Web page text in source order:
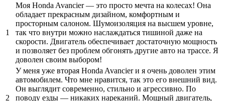
1
Моя Honda Avancier — это просто мечта на колесах! Она
обладает прекрасным дизайном, комфортным и
просторным салоном. Шумоизоляция на высшем уровне,
так что внутри можно наслаждаться тишиной даже на
скорости. Двигатель обеспечивает достаточную мощность
и позволяет без проблем обгонять другие авто на трассе. Я
доволен своим выбором!
2
У меня уже вторая Honda Avancier и я очень доволен этим
автомобилем. Что мне нравится, так это его внешний вид.
Он выглядит современно, стильно и агрессивно. По
поводу езды — никаких нареканий. Мощный двигатель,